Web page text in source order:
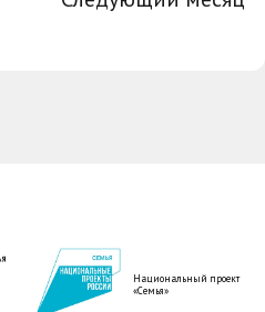
Национальный проект
«Семья»